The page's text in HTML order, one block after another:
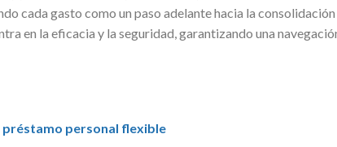
cada gasto como un paso adelante hacia la
en la eficacia y la seguridad, garantizando una
préstamo personal flexible